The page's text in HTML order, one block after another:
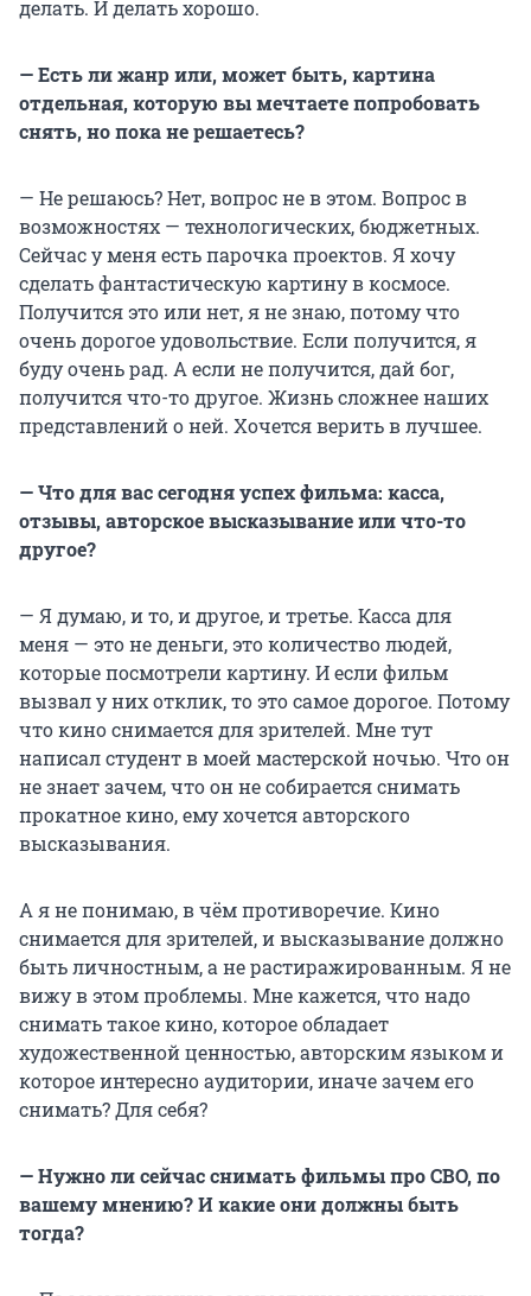
делать. И делать хорошо.
— Есть ли жанр или, может быть, картина
отдельная, которую вы мечтаете попробовать
снять, но пока не решаетесь?
— Не решаюсь? Нет, вопрос не в этом. Вопрос в
возможностях — технологических, бюджетных.
Сейчас у меня есть парочка проектов. Я хочу
сделать фантастическую картину в космосе.
Получится это или нет, я не знаю, потому что
очень дорогое удовольствие. Если получится, я
буду очень рад. А если не получится, дай бог,
получится что-то другое. Жизнь сложнее наших
представлений о ней. Хочется верить в лучшее.
— Что для вас сегодня успех фильма: касса,
отзывы, авторское высказывание или что-то
другое?
— Я думаю, и то, и другое, и третье. Касса для
меня — это не деньги, это количество людей,
которые посмотрели картину. И если фильм
вызвал у них отклик, то это самое дорогое. Потому
что кино снимается для зрителей. Мне тут
написал студент в моей мастерской ночью. Что он
не знает зачем, что он не собирается снимать
прокатное кино, ему хочется авторского
высказывания.
А я не понимаю, в чём противоречие. Кино
снимается для зрителей, и высказывание должно
быть личностным, а не растиражированным. Я не
вижу в этом проблемы. Мне кажется, что надо
снимать такое кино, которое обладает
художественной ценностью, авторским языком и
которое интересно аудитории, иначе зачем его
снимать? Для себя?
— Нужно ли сейчас снимать фильмы про СВО, по
вашему мнению? И какие они должны быть
тогда?